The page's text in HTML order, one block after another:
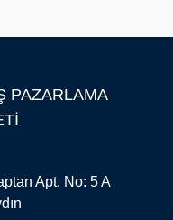
PAZARLAMA
Apt. No: 5 A